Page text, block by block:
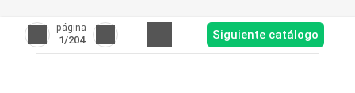
página
1/204 Siguiente catálogo